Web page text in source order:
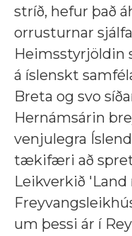
stríð, hefur það
orrusturnar
Heimsstyrjöldin
á íslenskt
Breta og svo
Hernámsárin
venjulegra
tækifæri að
Leikverkið 'Land
um þessi ár í